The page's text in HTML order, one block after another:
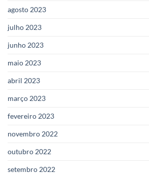
agosto 2023
julho 2023
junho 2023
maio 2023
abril 2023
março 2023
fevereiro 2023
novembro 2022
outubro 2022
setembro 2022